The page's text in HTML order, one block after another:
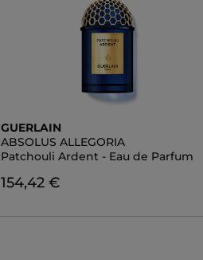
GUERLAIN
ABSOLUS ALLEGORIA
Patchouli Ardent - Eau de Parfum
154,42 €